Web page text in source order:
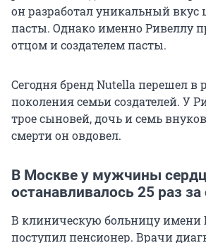
он разработал уникальный вкус
пасты. Однако именно Ривеллу
отцом и создателем пасты.
Сегодня бренд Nutella перешел в
поколения семьи создателей. У
трое сыновей, дочь и семь
смерти он овдовел.
В Москве у мужчины
останавливалось 25 раз за
В клиническую больницу имени
поступил пенсионер. Врачи